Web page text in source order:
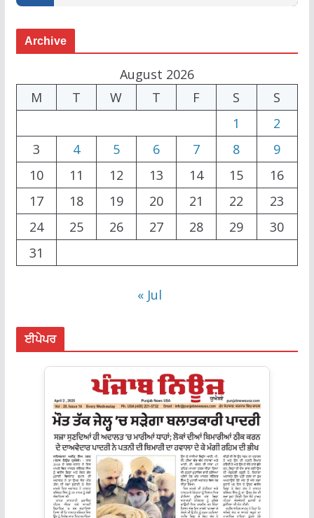
Archive
August 2026
M
T W T F S
S
1
2
3
4 5 6 7 8
9
10
11 12 13 14 15
16
17
18 19 20 21 22
23
24
25 26 27 28 29
30
31
« Jul
ਈਪੇਪਰ